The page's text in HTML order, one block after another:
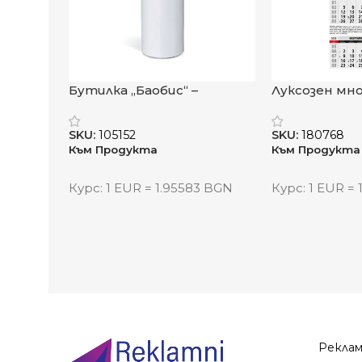
Минимално количество при поръчка:
Видяна от: 0
Бутилка „Баобис“ –
алуминиева издръжливост
SKU: 105152
Към Продукта
Курс: 1 EUR = 1.95583 BGN
Луксозен
„Красива
SKU: 180768
Към Продукта
Курс: 1 EUR =